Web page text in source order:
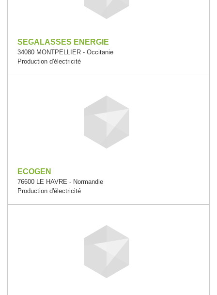
SEGALASSES ENERGIE
34080 MONTPELLIER - Occitanie
Production d'électricité
ECOGEN
76600 LE HAVRE - Normandie
Production d'électricité